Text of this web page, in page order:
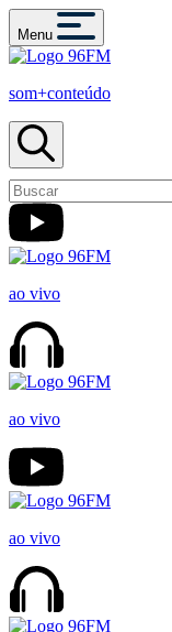
Menu
som+conteúdo
ao vivo
ao vivo
ao vivo